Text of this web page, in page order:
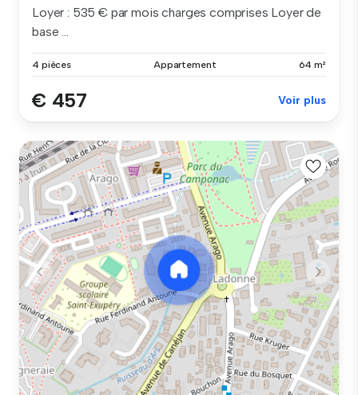
Loyer : 535 € par mois charges comprises Loyer de
base ...
4 pièces Appartement 64 m²
€ 457 Voir plus